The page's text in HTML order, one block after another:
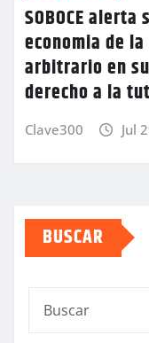
SOBOCE
economia de
arbitrario en
derecho a la
Clave300 Jul
BUSCAR